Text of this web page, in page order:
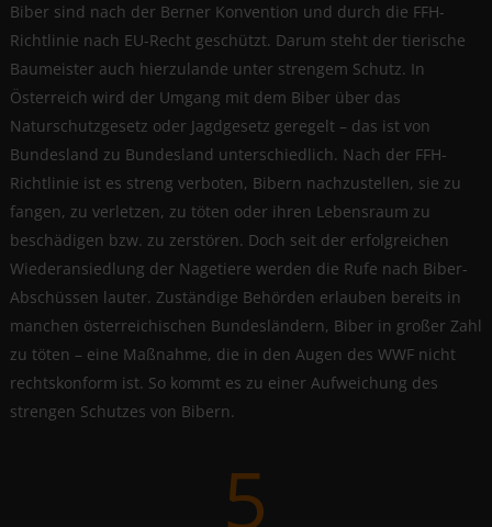
Biber sind nach der Berner Konvention und durch die FFH-
Richtlinie nach EU-Recht geschützt. Darum steht der tierische
Baumeister auch hierzulande unter strengem Schutz. In
Österreich wird der Umgang mit dem Biber über das
Naturschutzgesetz oder Jagdgesetz geregelt – das ist von
Bundesland zu Bundesland unterschiedlich. Nach der FFH-
Richtlinie ist es streng verboten, Bibern nachzustellen, sie zu
fangen, zu verletzen, zu töten oder ihren Lebensraum zu
beschädigen bzw. zu zerstören. Doch seit der erfolgreichen
Wiederansiedlung der Nagetiere werden die Rufe nach Biber-
Abschüssen lauter. Zuständige Behörden erlauben bereits in
manchen österreichischen Bundesländern, Biber in großer Zahl
zu töten – eine Maßnahme, die in den Augen des WWF nicht
rechtskonform ist. So kommt es zu einer Aufweichung des
strengen Schutzes von Bibern.
5